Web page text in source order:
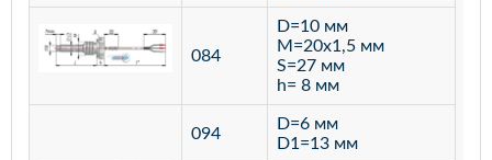
084
D=10 мм
M=20х1,5 мм
S=27 мм
h= 8 мм
094
D=6 мм
D1=13 мм